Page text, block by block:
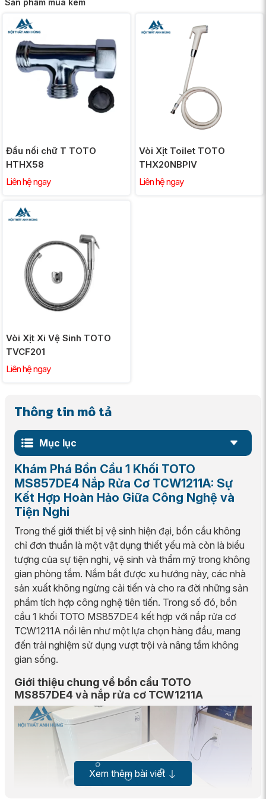
Đầu nối chữ T TOTO
HTHX58
Liên hệ ngay
Vòi Xịt Toilet TOTO
THX20NBPIV
Liên hệ ngay
Vòi Xịt Xi Vệ Sinh TOTO
TVCF201
Liên hệ ngay
Thông tin mô tả
Mục lục
Khám Phá Bồn Cầu 1 Khối TOTO
MS857DE4 Nắp Rửa Cơ TCW1211A: Sự
Kết Hợp Hoàn Hảo Giữa Công Nghệ và
Tiện Nghi
Trong thế giới thiết bị vệ sinh hiện đại, bồn cầu không
chỉ đơn thuần là một vật dụng thiết yếu mà còn là biểu
tượng của sự tiện nghi, vệ sinh và thẩm mỹ trong không
gian phòng tắm. Nắm bắt được xu hướng này, các nhà
sản xuất không ngừng cải tiến và cho ra đời những sản
phẩm tích hợp công nghệ tiên tiến. Trong số đó, bồn
cầu 1 khối TOTO MS857DE4 kết hợp với nắp rửa cơ
TCW1211A nổi lên như một lựa chọn hàng đầu, mang
đến trải nghiệm sử dụng vượt trội và nâng tầm không
gian sống.
Giới thiệu chung về bồn cầu TOTO
MS857DE4 và nắp rửa cơ TCW1211A
Xem thêm bài viết